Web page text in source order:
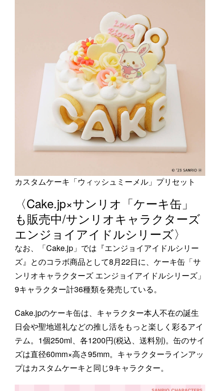
カスタムケーキ「ウィッシュミーメル」プリセット
〈Cake.jp×サンリオ「ケーキ缶」
も販売中/サンリオキャラクターズ
エンジョイアイドルシリーズ〉
なお、「Cake.jp」では『エンジョイアイドルシリー
ズ』とのコラボ商品として8月22日に、ケーキ缶「サ
ンリオキャラクターズ エンジョイアイドルシリーズ」
9キャラクター計36種類を発売している。
Cake.jpのケーキ缶は、キャラクター本人不在の誕生
日会や聖地巡礼などの推し活をもっと楽しく彩るアイ
テム。1個250ml、各1200円(税込、送料別)。缶のサイ
ズは直径60mm×高さ95mm。キャラクターラインアッ
プはカスタムケーキと同じ9キャラクター。